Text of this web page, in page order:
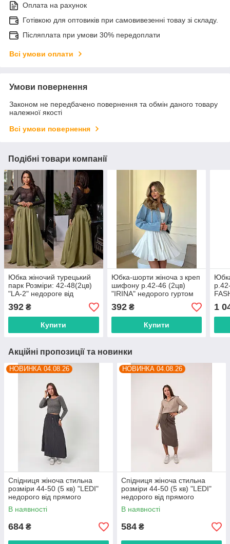
Оплата на рахунок
Готівкою для оптовиків при самовивезенні товау зі складу.
Післяплата при умови 30% передоплати
Всі умови оплати
Умови повернення
Законом не передбачено повернення та обмін даного товару
належної якості
Всі умови повернення
Подібні товари компанії
Юбка жіночий турецький
парк Розміри: 42-48(2цв)
"LA-2" недороге від
прямого постачальника
392 ₴
Купити
Юбка-шорти жіноча з креп
шифону р.42-46 (2цв)
"IRINA" недорого гуртом
від прямого
постачальника
392₴
Купити
1
Акційні пропозиції та новинки
НОВИНКА 04.08.26
Спідниця жіноча стильна
розміри 44-50 (5 кв) "LEDI"
недорого від прямого
постачальника
В наявності
684 ₴
НОВИНКА 04.08.26
Спідниця жіноча стильна
розміри 44-50 (5 кв) "LEDI"
недорого від прямого
постачальника
В наявності
584 ₴